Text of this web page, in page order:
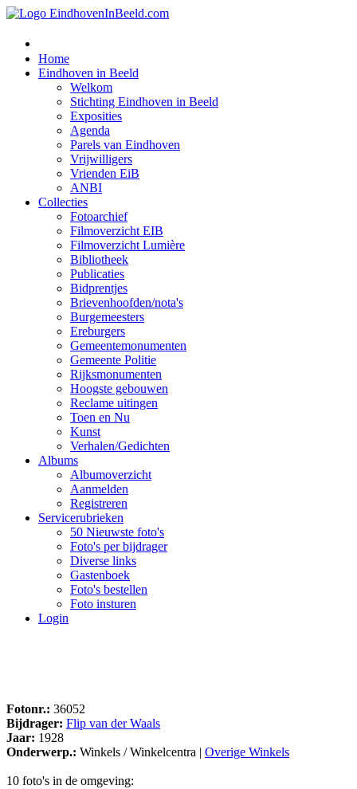
Home
Eindhoven in Beeld
Welkom
Stichting Eindhoven in Beeld
Exposities
Agenda
Parels van Eindhoven
Vrijwilligers
Vrienden EiB
ANBI
Collecties
Fotoarchief
Filmoverzicht EIB
Filmoverzicht Lumière
Bibliotheek
Publicaties
Bidprentjes
Brievenhoofden/nota's
Burgemeesters
Ereburgers
Gemeentemonumenten
Gemeente Politie
Rijksmonumenten
Hoogste gebouwen
Reclame uitingen
Toen en Nu
Kunst
Verhalen/Gedichten
Albums
Albumoverzicht
Aanmelden
Registreren
Servicerubrieken
50 Nieuwste foto's
Foto's per bijdrager
Diverse links
Gastenboek
Foto's bestellen
Foto insturen
Login
Fotonr.: 36052
Bijdrager: Flip van der Waals
Jaar: 1928
Onderwerp.: Winkels / Winkelcentra | Overige Winkels
10 foto's in de omgeving: